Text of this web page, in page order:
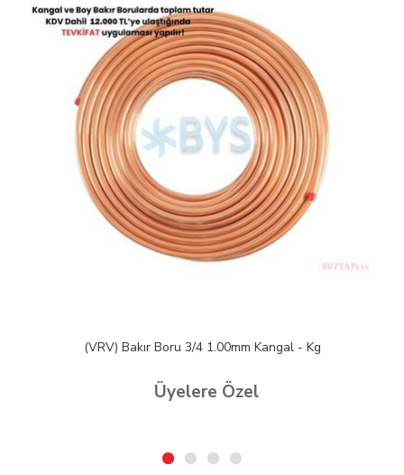
(VRV) Bakır Boru 3/4 1.00mm Kangal - Kg
Üyelere Özel